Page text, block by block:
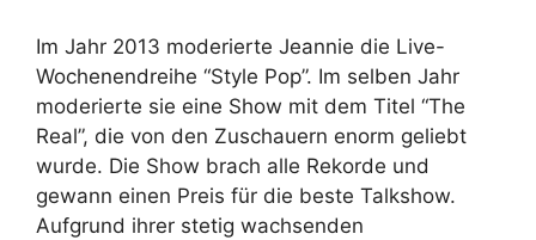
Im Jahr 2013 moderierte Jeannie die Live-
Wochenendreihe “Style Pop”. Im selben Jahr
moderierte sie eine Show mit dem Titel “The
Real”, die von den Zuschauern enorm geliebt
wurde. Die Show brach alle Rekorde und
gewann einen Preis für die beste Talkshow.
Aufgrund ihrer stetig wachsenden